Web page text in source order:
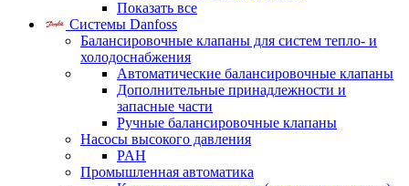
Показать все
Системы Danfoss
Балансировочные клапаны для систем тепло- и
холодоснабжения
Автоматические балансировочные клапаны
Дополнительные принадлежности и
запасные части
Ручные балансировочные клапаны
Насосы высокого давления
PAH
Промышленная автоматика